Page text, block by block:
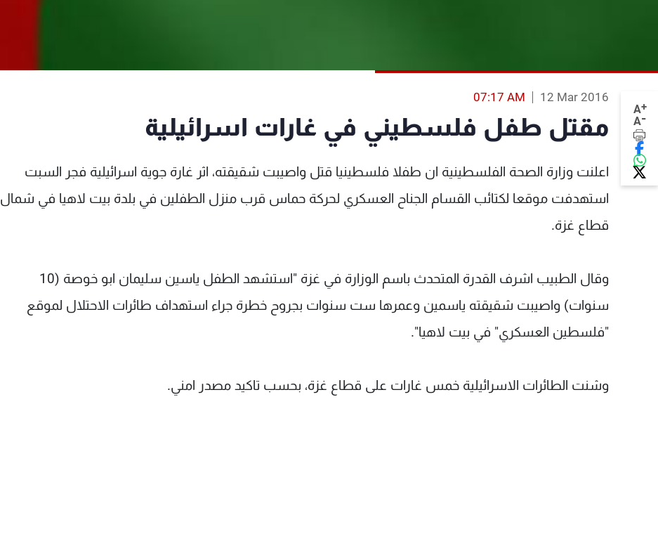
A+
A-
12 Mar 2016
07:17 AM
مقتل طفل فلسطيني في غارات اسرائيلية
اعلنت وزارة الصحة الفلسطينية ان طفلا فلسطينيا قتل واصيبت شقيقته، اثر غارة جوية اسرائيلية فجر السبت
استهدفت موقعا لكتائب القسام الجناح العسكري لحركة حماس قرب منزل الطفلين في بلدة بيت لاهيا في شمال
قطاع غزة.
وقال الطبيب اشرف القدرة المتحدث باسم الوزارة في غزة "استشهد الطفل ياسين سليمان ابو خوصة (10
سنوات) واصيبت شقيقته ياسمين وعمرها ست سنوات بجروح خطرة جراء استهداف طائرات الاحتلال لموقع
"فلسطين العسكري" في بيت لاهيا".
وشنت الطائرات الاسرائيلية خمس غارات على قطاع غزة، بحسب تاكيد مصدر امني.